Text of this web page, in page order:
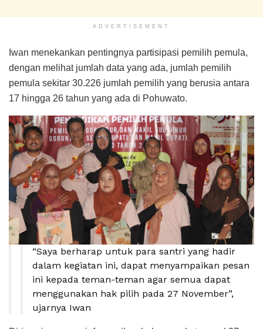
ADVERTISEMENT
Iwan menekankan pentingnya partisipasi pemilih pemula,
dengan melihat jumlah data yang ada, jumlah pemilih
pemula sekitar 30.226 jumlah pemilih yang berusia antara
17 hingga 26 tahun yang ada di Pohuwato.
“Saya berharap untuk para santri yang hadir
dalam kegiatan ini, dapat menyampaikan pesan
ini kepada teman-teman agar semua dapat
menggunakan hak pilih pada 27 November”,
ujarnya Iwan